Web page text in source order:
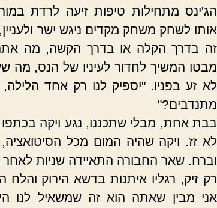
הג'ינס מתחילות טיפות זיעה לרדת
אותו לשחק משחק מקדים ניגש ישר
זה בדרך הקלה או בדרך הקשה, מה אתם
מבטו המשיך לחדור לעיניו של הנס, מה
לא זע בפניו. "יספיק לנו רק אחד הלילה,
מתנדבים?"
בבת אחת, מבלי שתכננו, נגע ויקה בכתפו
לא זז. ויקה שהיה המום מכל
וברח. שאר החבורה התאיידה שניות לאחר
רק זיק, רגליו איתנות בדשא הירוק
אני מבין שאתה הוא זה שמשאיל לנו